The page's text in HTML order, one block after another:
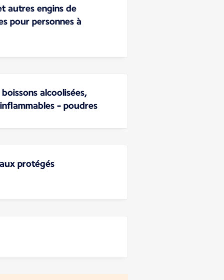
autres engins de
pour personnes à
alcoolisées,
- poudres
protégés